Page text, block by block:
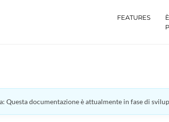
FEATURES
Questa documentazione è attualmente in fase di